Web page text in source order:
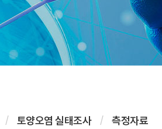
토양오염 실태조사 측정자료